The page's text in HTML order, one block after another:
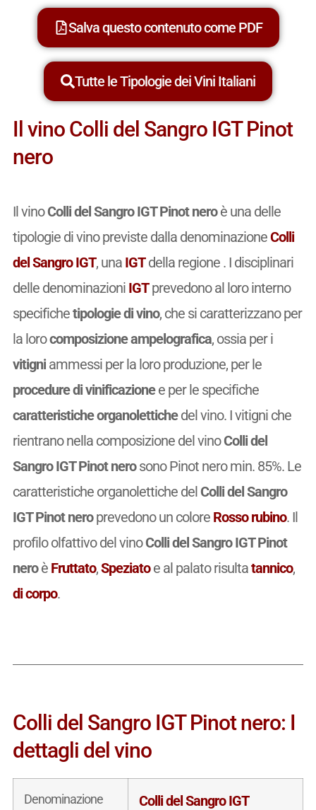
Salva questo contenuto come PDF
Tutte le Tipologie dei Vini Italiani
Il vino Colli del Sangro IGT Pinot
nero
Il vinoColli del Sangro IGT Pinot neroè una delle
tipologie di vino previste dalla denominazioneColli
del Sangro IGT, una IGTdella regione . I disciplinari
delle denominazioni IGTprevedono al loro interno
specifichetipologie di vino, che si caratterizzano per
la lorocomposizione ampelografica, ossia per i
vitigniammessi per la loro produzione, per le
procedure di vinificazionee per le specifiche
caratteristiche organolettichedel vino. I vitigni che
rientrano nella composizione del vinoColli del
Sangro IGT Pinot nerosono Pinot nero min. 85%. Le
caratteristiche organolettiche delColli del Sangro
IGT Pinot neroprevedono un colore Rosso rubino. Il
profilo olfattivo del vinoColli del Sangro IGT Pinot
neroè Fruttato,Speziatoe al palato risultatannico,
di corpo.
Colli del Sangro IGT Pinot nero: I
dettagli del vino
Denominazione Colli del Sangro IGT